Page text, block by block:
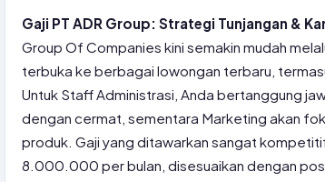
Gaji PT ADR Group: Strategi Tunjangan &
Group Of Companies kini semakin mudah
terbuka ke berbagai lowongan terbaru,
Untuk Staff Administrasi, Anda bertanggung
dengan cermat, sementara Marketing akan
produk. Gaji yang ditawarkan sangat
8.000.000 per bulan, disesuaikan dengan